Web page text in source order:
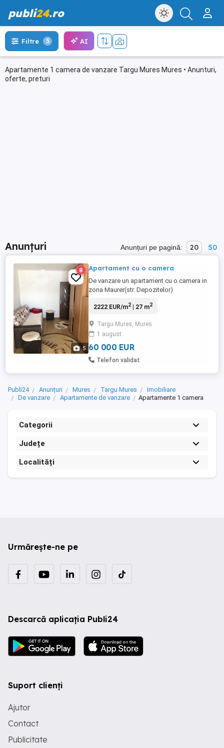
publi24.ro
Apartamente 1 camera de vanzare Targu Mures Mures • Anunturi,
oferte, preturi
Filtre 5 AI
Anunțuri Anunțuri pe pagină: 20 50
5
8 Apartament cu o camera
De vanzare un apartament cu o camera in
zona Maurer(str. Depozitelor)
Metri patrati: 27; Bucatarie separata;
Centrala proprie; Hol la intrare; Usa
metalica la intrare; Etaj 4 4; Bloc izolat si
renovat; Fara agenti imobiliari.
2222 EUR/m2| 27 m2
Targu Mures, Mures
1 august
60 000 EUR
Telefon validat
Publi24 Anunțuri Mures Targu Mures
Imobiliare
De vanzare
Apartamente de vanzare Apartamente 1 camera
Categorii
Județe
Localități
Urmărește-ne pe
Descarcă aplicația Publi24
Suport clienți
Ajutor
Contact
Publicitate